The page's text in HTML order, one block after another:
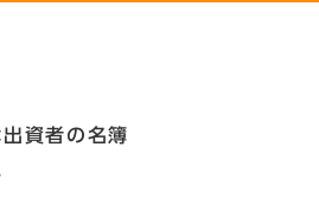
資者の名簿